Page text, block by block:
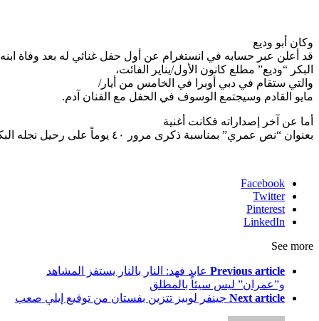
وكان أبو وديع
قد أعلن عبر حسابه في انستغرام عن أول حفل غنائي له بعد وفاة ابنه
البكر “وديع” مطلع كانون الأول/يناير الفائت،
والتي ستقام في دبي أوبرا في الخامس من أيار/
مايو القادم وسيجتمع الوسوف في الحفل مع الفنان آدم.
أما عن آخر إصداراته فكانت أغنية
بعنوان “نص عمري” بمناسبة ذكرى مرور ٤٠ يوماً على رحيل نجله البكر.
Facebook
Twitter
Pinterest
LinkedIn
See more
Previous article عابد فهد: النار بالنار يستفز المشاهد
و”عمران” ليس سيئاً بالمطلق
Next article جينفر لوبيز تتزين بفستان من توقيع إيلي صعب